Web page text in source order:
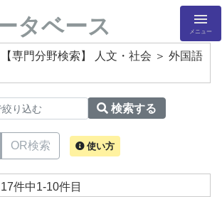
タベース メニュー
【専門分野検索】 人文・社会 ＞ 外国語
検索する
OR検索 使い方
17件中1-10件目